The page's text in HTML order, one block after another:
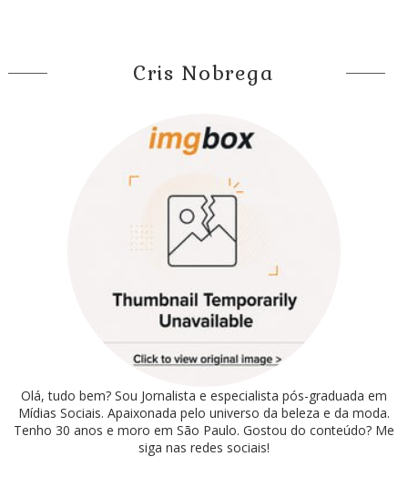
Cris Nobrega
Olá, tudo bem? Sou Jornalista e especialista pós-graduada em
Mídias Sociais. Apaixonada pelo universo da beleza e da moda.
Tenho 30 anos e moro em São Paulo. Gostou do conteúdo? Me
siga nas redes sociais!